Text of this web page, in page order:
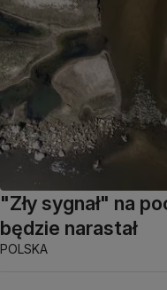
"Zły sygnał" na
będzie narastał
POLSKA